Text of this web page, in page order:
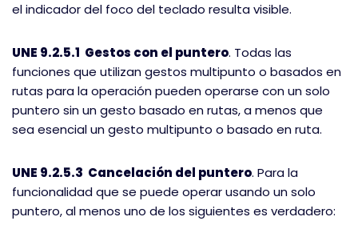
el indicador del foco del teclado resulta visible.
UNE 9.2.5.1 Gestos con el puntero. Todas las
funciones que utilizan gestos multipunto o basados ​​en
rutas para la operación pueden operarse con un solo
puntero sin un gesto basado en rutas, a menos que
sea esencial un gesto multipunto o basado en ruta.
UNE 9.2.5.3 Cancelación del puntero. Para la
funcionalidad que se puede operar usando un solo
puntero, al menos uno de los siguientes es verdadero: